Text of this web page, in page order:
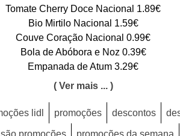
Tomate Cherry Doce Nacional 1.89€
Bio Mirtilo Nacional 1.59€
Couve Coração Nacional 0.99€
Bola de Abóbora e Noz 0.39€
Empanada de Atum 3.29€
( Ver mais ... )
lidl promoções descontos
promoções promoções da semana